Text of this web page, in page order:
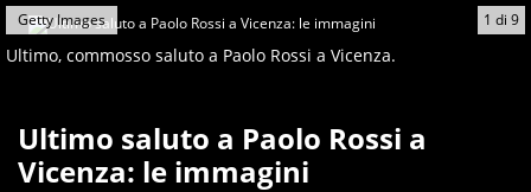
1 di 9
Getty Images
Ultimo, commosso saluto a Paolo Rossi a Vicenza.
Ultimo saluto a Paolo Rossi a
Vicenza: le immagini